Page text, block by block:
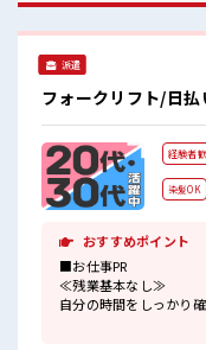
ーションも取
見！ 髪型自由
派遣
フォークリフト/日払
経験者
染髪OK
おすすめポイント
■お仕事PR
≪残業基本なし≫
自分の時間をしっかり確